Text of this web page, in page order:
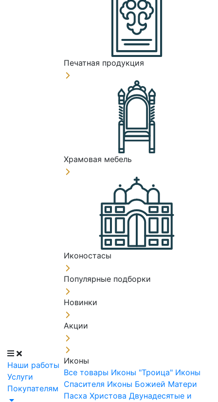
Наши работы
Услуги
Покупателям
Печатная продукция
Храмовая мебель
Иконостасы
Популярные подборки
Новинки
Акции
Иконы
Все товары Иконы "Троица" Иконы
Спасителя Иконы Божией Матери
Пасха Христова Двунадесятые и